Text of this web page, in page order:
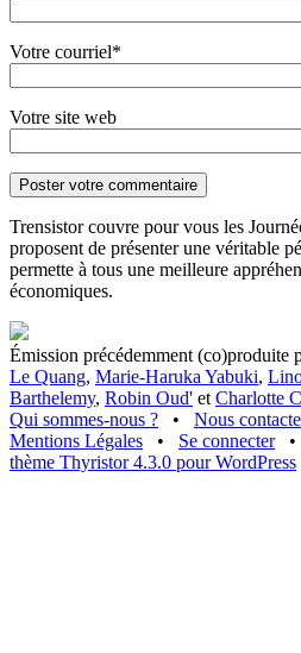
Votre courriel*
Votre site web
Trensistor couvre pour vous les
proposent de présenter une véritable
permette à tous une meilleure
économiques.
Émission précédemment (co)produite
Le Quang, Marie-Haruka Yabuki,
Barthelemy, Robin Oud' et Charlotte
Qui sommes-nous ?
• Nous
Mentions Légales
• Se connecter •
thème Thyristor 4.3.0 pour WordPress